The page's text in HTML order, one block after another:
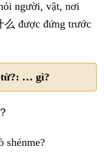
người, vật, nơi
được đứng trước
từ?: … gì?
shénme?